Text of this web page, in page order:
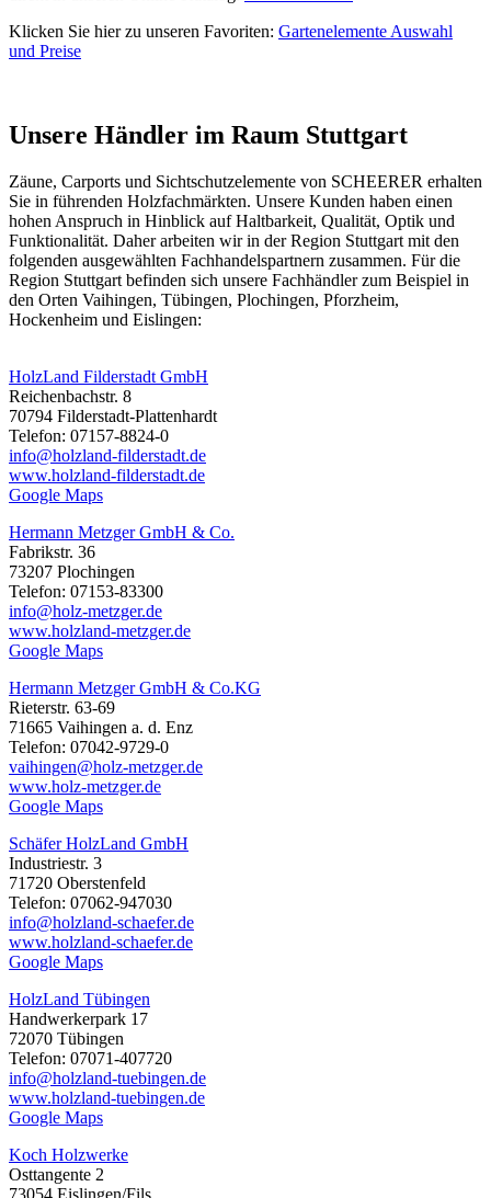
Klicken Sie hier zu unseren Favoriten: Gartenelemente Auswahl
und Preise
Unsere Händler im Raum Stuttgart
Zäune, Carports und Sichtschutzelemente von SCHEERER erhalten
Sie in führenden Holzfachmärkten. Unsere Kunden haben einen
hohen Anspruch in Hinblick auf Haltbarkeit, Qualität, Optik und
Funktionalität. Daher arbeiten wir in der Region Stuttgart mit den
folgenden ausgewählten Fachhandelspartnern zusammen. Für die
Region Stuttgart befinden sich unsere Fachhändler zum Beispiel in
den Orten Vaihingen, Tübingen, Plochingen, Pforzheim,
Hockenheim und Eislingen:
HolzLand Filderstadt GmbH
Reichenbachstr. 8
70794 Filderstadt-Plattenhardt
Telefon: 07157-8824-0
info@holzland-filderstadt.de
www.holzland-filderstadt.de
Google Maps
Hermann Metzger GmbH & Co.
Fabrikstr. 36
73207 Plochingen
Telefon: 07153-83300
info@holz-metzger.de
www.holzland-metzger.de
Google Maps
Hermann Metzger GmbH & Co.KG
Rieterstr. 63-69
71665 Vaihingen a. d. Enz
Telefon: 07042-9729-0
vaihingen@holz-metzger.de
www.holz-metzger.de
Google Maps
Schäfer HolzLand GmbH
Industriestr. 3
71720 Oberstenfeld
Telefon: 07062-947030
info@holzland-schaefer.de
www.holzland-schaefer.de
Google Maps
HolzLand Tübingen
Handwerkerpark 17
72070 Tübingen
Telefon: 07071-407720
info@holzland-tuebingen.de
www.holzland-tuebingen.de
Google Maps
Koch Holzwerke
Osttangente 2
73054 Eislingen/Fils